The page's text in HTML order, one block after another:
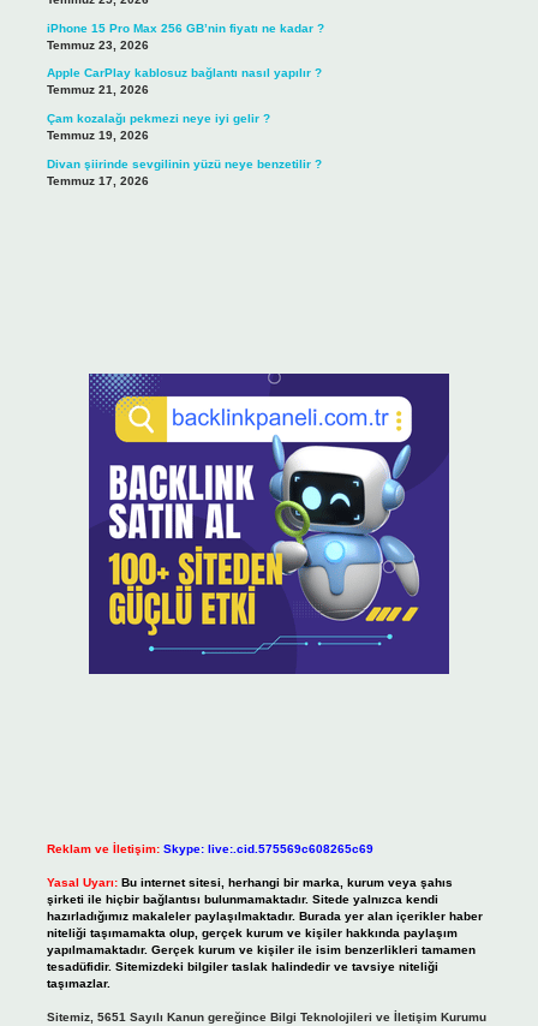
iPhone 15 Pro Max 256 GB’nin fiyatı ne kadar ?
Temmuz 23, 2026
Apple CarPlay kablosuz bağlantı nasıl yapılır ?
Temmuz 21, 2026
Çam kozalağı pekmezi neye iyi gelir ?
Temmuz 19, 2026
Divan şiirinde sevgilinin yüzü neye benzetilir ?
Temmuz 17, 2026
Reklam ve İletişim: Skype: live:.cid.575569c608265c69
Yasal Uyarı: Bu internet sitesi, herhangi bir marka, kurum veya şahıs
şirketi ile hiçbir bağlantısı bulunmamaktadır. Sitede yalnızca kendi
hazırladığımız makaleler paylaşılmaktadır. Burada yer alan içerikler haber
niteliği taşımamakta olup, gerçek kurum ve kişiler hakkında paylaşım
yapılmamaktadır. Gerçek kurum ve kişiler ile isim benzerlikleri tamamen
tesadüfidir. Sitemizdeki bilgiler taslak halindedir ve tavsiye niteliği
taşımazlar.
Sitemiz, 5651 Sayılı Kanun gereğince Bilgi Teknolojileri ve İletişim Kurumu